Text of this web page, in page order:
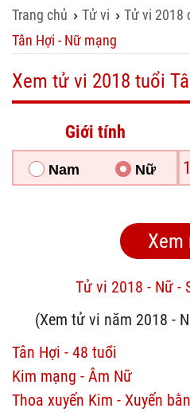
Trang chủ › Tử vi › Tử vi 2018
Tân Hợi - Nữ mạng
Xem tử vi 2018 tuổi
Giới tính
Nam Nữ
Tử vi 2018 - Nữ -
(Xem tử vi năm 2018 -
Tân Hợi - 48 tuổi
Kim mạng - Âm Nữ
Thoa xuyến Kim - Xuyến